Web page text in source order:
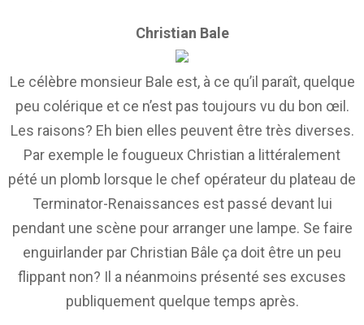
Christian Bale
Le célèbre monsieur Bale est, à ce qu’il paraît, quelque
peu colérique et ce n’est pas toujours vu du bon œil.
Les raisons? Eh bien elles peuvent être très diverses.
Par exemple le fougueux Christian a littéralement
pété un plomb lorsque le chef opérateur du plateau de
Terminator-Renaissances est passé devant lui
pendant une scène pour arranger une lampe. Se faire
enguirlander par Christian Bâle ça doit être un peu
flippant non? Il a néanmoins présenté ses excuses
publiquement quelque temps après.